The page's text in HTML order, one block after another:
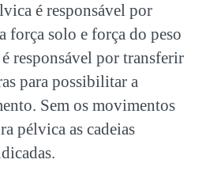
é responsável por
força solo e força do peso
responsável por transferir
para possibilitar a
Sem os movimentos
pélvica as cadeias